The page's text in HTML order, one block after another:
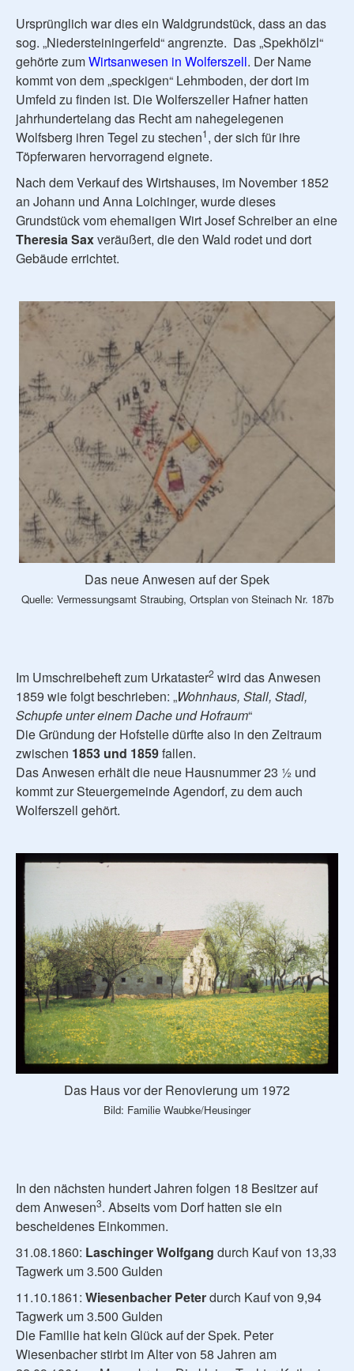
Ursprünglich war dies ein Waldgrundstück, dass an das
sog. „Niedersteiningerfeld“ angrenzte. Das „Spekhölzl“
gehörte zumWirtsanwesen in Wolferszell. Der Name
kommt von dem „speckigen“ Lehmboden, der dort im
Umfeld zu finden ist. Die Wolferszeller Hafner hatten
jahrhundertelang das Recht am nahegelegenen
Wolfsberg ihren Tegel zu stechen1, der sich für ihre
Töpferwaren hervorragend eignete.
Nach dem Verkauf des Wirtshauses, im November 1852
an Johann und Anna Loichinger, wurde dieses
Grundstück vom ehemaligen Wirt Josef Schreiber an eine
Theresia Saxveräußert, die den Wald rodet und dort
Gebäude errichtet.
Das neue Anwesen auf der Spek
Quelle: Vermessungsamt Straubing, Ortsplan von Steinach Nr. 187b
Im Umschreibeheft zum Urkataster2 wird das Anwesen
1859 wie folgt beschrieben: „Wohnhaus, Stall, Stadl,
Schupfe unter einem Dache und Hofraum“
Die Gründung der Hofstelle dürfte also in den Zeitraum
zwischen 1853 und 1859fallen.
Das Anwesen erhält die neue Hausnummer 23 ½ und
kommt zur Steuergemeinde Agendorf, zu dem auch
Wolferszell gehört.
Das Haus vor der Renovierung um 1972
Bild: Familie Waubke/Heusinger
In den nächsten hundert Jahren folgen 18 Besitzer auf
dem Anwesen3. Abseits vom Dorf hatten sie ein
bescheidenes Einkommen.
31.08.1860: Laschinger Wolfgang durch Kauf von 13,33
Tagwerk um 3.500 Gulden
11.10.1861: Wiesenbacher Peterdurch Kauf von 9,94
Tagwerk um 3.500 Gulden
Die Familie hat kein Glück auf der Spek. Peter
Wiesenbacher stirbt im Alter von 58 Jahren am